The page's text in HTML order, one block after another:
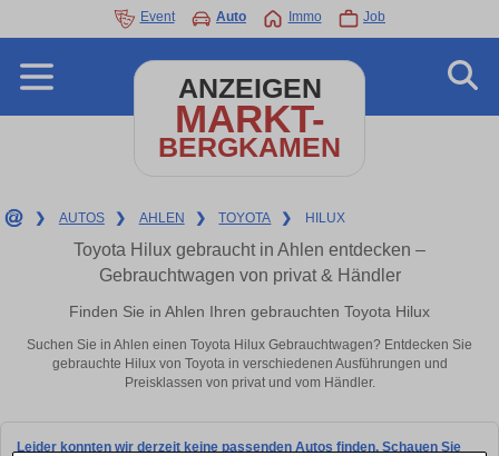
Event Auto Immo Job
ANZEIGEN
MARKT-
BERGKAMEN
❯ AUTOS ❯ AHLEN ❯ TOYOTA ❯ HILUX
Toyota Hilux gebraucht in Ahlen entdecken –
Gebrauchtwagen von privat & Händler
Finden Sie in Ahlen Ihren gebrauchten Toyota Hilux
Suchen Sie in Ahlen einen Toyota Hilux Gebrauchtwagen? Entdecken Sie
gebrauchte Hilux von Toyota in verschiedenen Ausführungen und
Preisklassen von privat und vom Händler.
Leider konnten wir derzeit keine passenden Autos finden. Schauen Sie